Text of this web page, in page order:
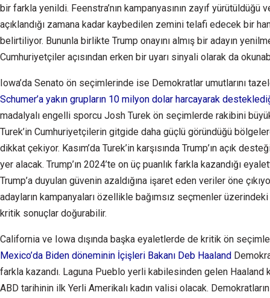
bir farkla yenildi. Feenstra’nın kampanyasının zayıf yürütüldüğü
açıklandığı zamana kadar kaybedilen zemini telafi edecek bir
belirtiliyor. Bununla birlikte Trump onayını almış bir adayın
Cumhuriyetçiler açısından erken bir uyarı sinyali olarak da
Iowa’da Senato ön seçimlerinde ise Demokratlar umutlarını
Schumer’a yakın grupların 10 milyon dolar harcayarak
madalyalı engelli sporcu Josh Turek ön seçimlerde rakibini
Turek’in Cumhuriyetçilerin gitgide daha güçlü göründüğü
dikkat çekiyor. Kasım’da Turek’in karşısında Trump’ın açık
yer alacak. Trump’ın 2024’te on üç puanlık farkla kazandığı
Trump’a duyulan güvenin azaldığına işaret eden veriler öne
adayların kampanyaları özellikle bağımsız seçmenler
kritik sonuçlar doğurabilir.
California ve Iowa dışında başka eyaletlerde de kritik ön
Mexico’da Biden döneminin İçişleri Bakanı Deb Haaland
farkla kazandı. Laguna Pueblo yerli kabilesinden gelen Haaland
ABD tarihinin ilk Yerli Amerikalı kadın valisi olacak.